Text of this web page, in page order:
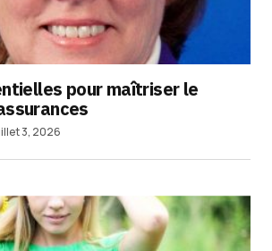
pour maîtriser le
3, 2026